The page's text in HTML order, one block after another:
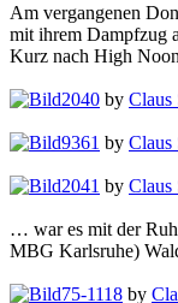
Am vergangenen
mit ihrem Dampfzug
Kurz nach High
2040 by Claus
9361 by Claus
2041 by Claus
… war es mit der
MBG Karlsruhe)
75-1118 by